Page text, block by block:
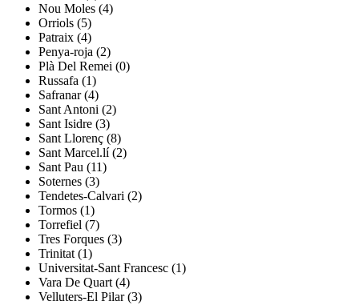
Nou Moles (4)
Orriols (5)
Patraix (4)
Penya-roja (2)
Plà Del Remei (0)
Russafa (1)
Safranar (4)
Sant Antoni (2)
Sant Isidre (3)
Sant Llorenç (8)
Sant Marcel.lí (2)
Sant Pau (11)
Soternes (3)
Tendetes-Calvari (2)
Tormos (1)
Torrefiel (7)
Tres Forques (3)
Trinitat (1)
Universitat-Sant Francesc (1)
Vara De Quart (4)
Velluters-El Pilar (3)